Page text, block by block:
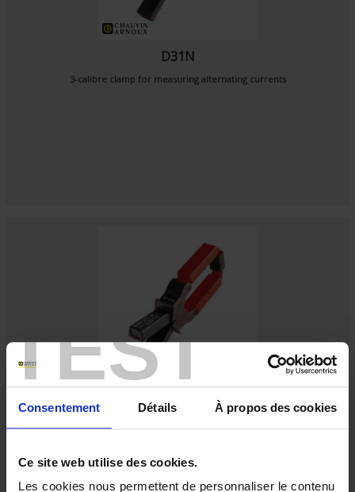
TEST
Consentement Détails À propos des cookies
Ce site web utilise des cookies.
Les cookies nous permettent de personnaliser le contenu
D31N
3-calibre clamp for measuring alternating currents
D32N